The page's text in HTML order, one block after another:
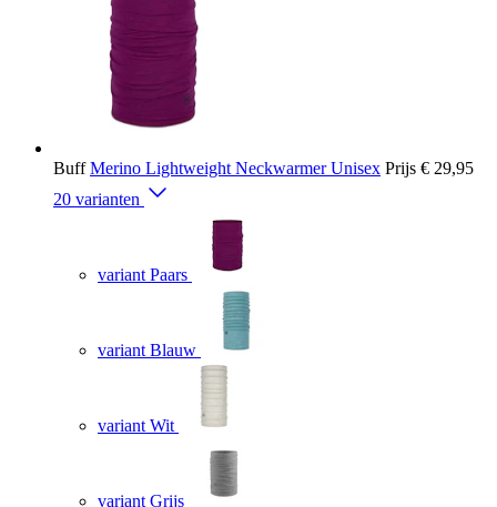
Buff Merino Lightweight Neckwarmer Unisex Prijs € 29,95
20 varianten
variant Paars
variant Blauw
variant Wit
variant Grijs